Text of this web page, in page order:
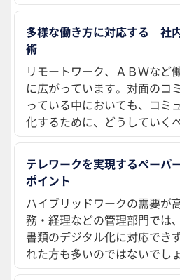
多様な働き方に対応する 社
術
リモートワーク、ＡＢＷなど
に広がっています。対面のコ
っている中においても、コミ
化するために、どうしていく
テレワークを実現するペーパ
ポイント
ハイブリッドワークの需要が
務・経理などの管理部門では
書類のデジタル化に対応でき
れた方も多いのではないでし